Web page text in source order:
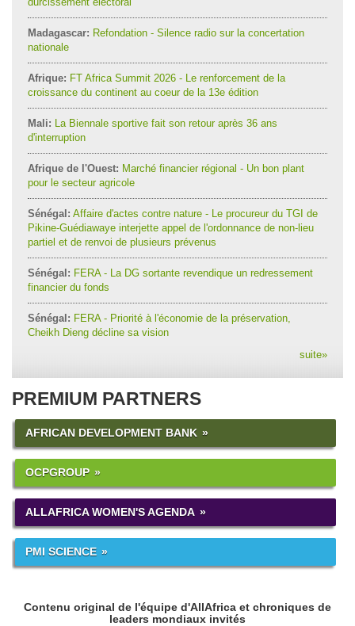
Madagascar: Refondation - Silence radio sur la concertation
nationale
Afrique: FT Africa Summit 2026 - Le renforcement de la
croissance du continent au coeur de la 13e édition
Mali: La Biennale sportive fait son retour après 36 ans
d'interruption
Afrique de l'Ouest: Marché financier régional - Un bon plant
pour le secteur agricole
Sénégal: Affaire d'actes contre nature - Le procureur du TGI de
Pikine-Guédiawaye interjette appel de l'ordonnance de non-lieu
partiel et de renvoi de plusieurs prévenus
Sénégal: FERA - La DG sortante revendique un redressement
financier du fonds
Sénégal: FERA - Priorité à l'économie de la préservation,
Cheikh Dieng décline sa vision
suite»
PREMIUM PARTNERS
AFRICAN DEVELOPMENT BANK
OCPGROUP
ALLAFRICA WOMEN'S AGENDA
PMI SCIENCE
Contenu original de l'équipe d'AllAfrica et chroniques de
leaders mondiaux invités